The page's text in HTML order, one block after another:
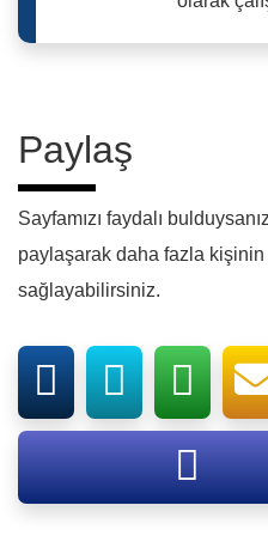
Paylaş
Sayfamızı faydalı
paylaşarak daha fazla kişinin
sağlayabilirsiniz.